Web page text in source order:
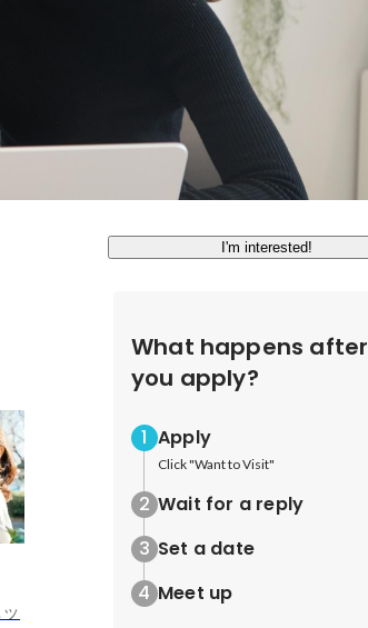
I'm interested!
What happens after
you apply?
Apply
Click "Want to Visit"
Wait for a reply
Set a date
Meet up